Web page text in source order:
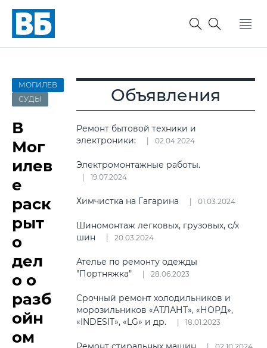
МОГИЛЕВ
СУДЫ
В
Мог
илев
е
раск
рыт
о
дел
о о
разб
ойн
ом
Объявления
Ремонт бытовой техники и
электроники:
02.04.2024
Электромонтажные работы.
19.07.2024
Химчистка на Гагарина 01.03.2024
Шиномонтаж легковых, грузовых, с/х
шин
20.03.2024
Ателье по ремонту одежды
"Портняжка"
28.06.2023
Срочный ремонт холодильников и
морозильников «АТЛАНТ», «НОРД»,
«INDESIT», «LG» и др.
18.01.2023